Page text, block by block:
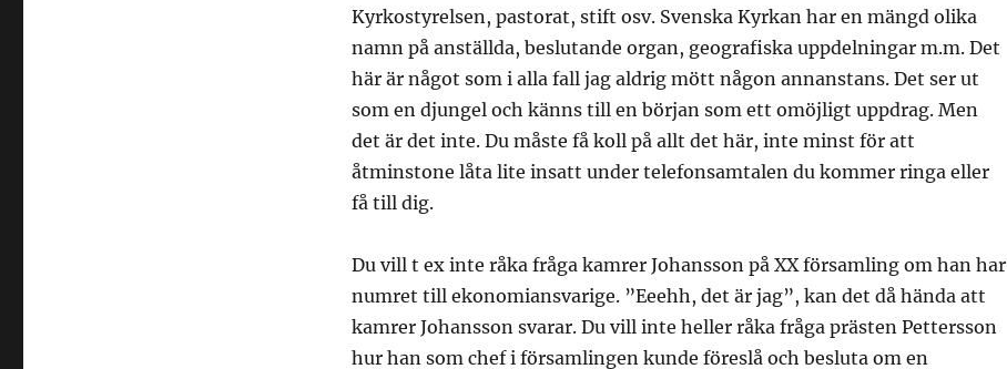
Kyrkostyrelsen, pastorat, stift osv. Svenska Kyrkan har en mängd olika
namn på anställda, beslutande organ, geografiska uppdelningar m.m. Det
här är något som i alla fall jag aldrig mött någon annanstans. Det ser ut
som en djungel och känns till en början som ett omöjligt uppdrag. Men
det är det inte. Du måste få koll på allt det här, inte minst för att
åtminstone låta lite insatt under telefonsamtalen du kommer ringa eller
få till dig.
Du vill t ex inte råka fråga kamrer Johansson på XX församling om han har
numret till ekonomiansvarige. ”Eeehh, det är jag”, kan det då hända att
kamrer Johansson svarar. Du vill inte heller råka fråga prästen Pettersson
hur han som chef i församlingen kunde föreslå och besluta om en